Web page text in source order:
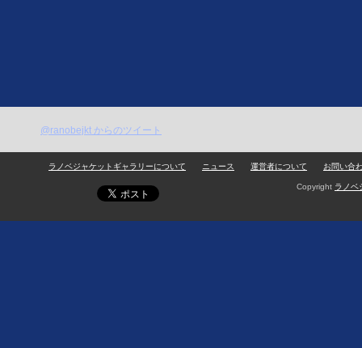
@ranobejkt からのツイート
ラノベジャケットギャラリーについて ニュース 運営者について お問い合
Copyright ラノベ